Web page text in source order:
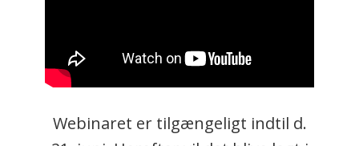
Webinaret er tilgængeligt indtil d.